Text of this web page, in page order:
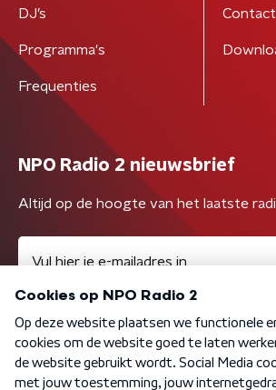
DJ’s
Programma's
Frequenties
Contact
NPO Radio 2 nieuwsbrief
Altijd op de hoogte van het laatste
Algemene voorwaarden